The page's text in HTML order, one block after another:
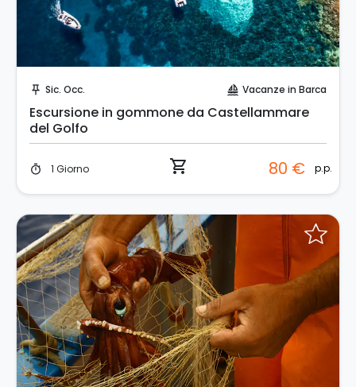
push_pin Sic. Occ. sailing Vacanze in Barca
Escursione in gommone da Castellammare
del Golfo
timer 1 Giorno shopping_cart 80 € p.p.